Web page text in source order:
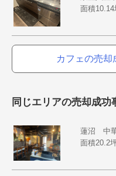
面積
カフェの売却
同じエリアの売却成功
蓮沼 中
面積20.2